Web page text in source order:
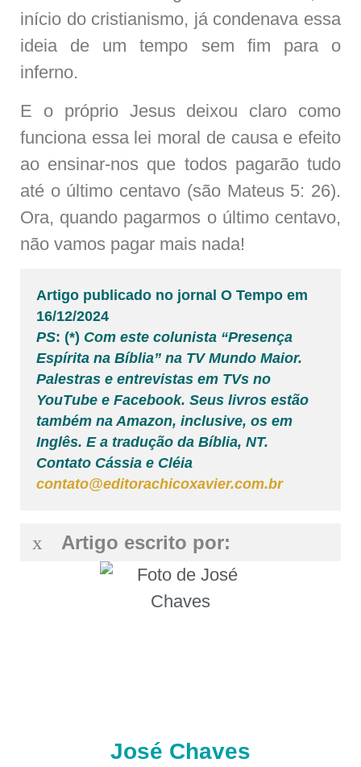
início do cristianismo, já condenava essa
ideia de um tempo sem fim para o
inferno.
E o próprio Jesus deixou claro como
funciona essa lei moral de causa e efeito
ao ensinar-nos que todos pagarão tudo
até o último centavo (são Mateus 5: 26).
Ora, quando pagarmos o último centavo,
não vamos pagar mais nada!
Artigo publicado no jornal O Tempo em
16/12/2024
PS: (*) Com este colunista “Presença
Espírita na Bíblia” na TV Mundo Maior.
Palestras e entrevistas em TVs no
YouTube e Facebook. Seus livros estão
também na Amazon, inclusive, os em
Inglês. E a tradução da Bíblia, NT.
Contato Cássia e Cléia
contato@editorachicoxavier.com.br
Artigo escrito por:
José Chaves